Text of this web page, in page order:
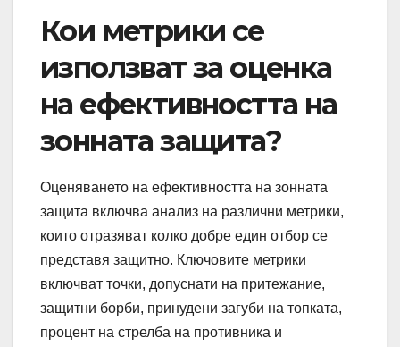
Кои метрики се
използват за оценка
на ефективността на
зонната защита?
Оценяването на ефективността на зонната
защита включва анализ на различни метрики,
които отразяват колко добре един отбор се
представя защитно. Ключовите метрики
включват точки, допуснати на притежание,
защитни борби, принудени загуби на топката,
процент на стрелба на противника и